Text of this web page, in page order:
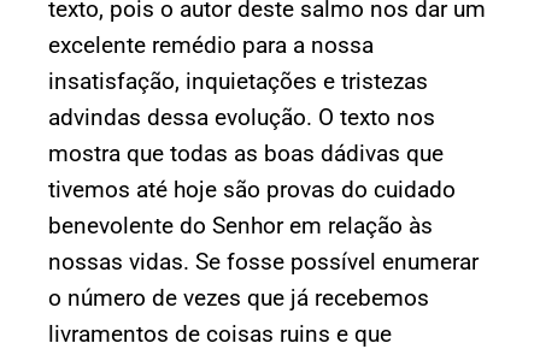
texto, pois o autor deste salmo nos dar um
excelente remédio para a nossa
insatisfação, inquietações e tristezas
advindas dessa evolução. O texto nos
mostra que todas as boas dádivas que
tivemos até hoje são provas do cuidado
benevolente do Senhor em relação às
nossas vidas. Se fosse possível enumerar
o número de vezes que já recebemos
livramentos de coisas ruins e que